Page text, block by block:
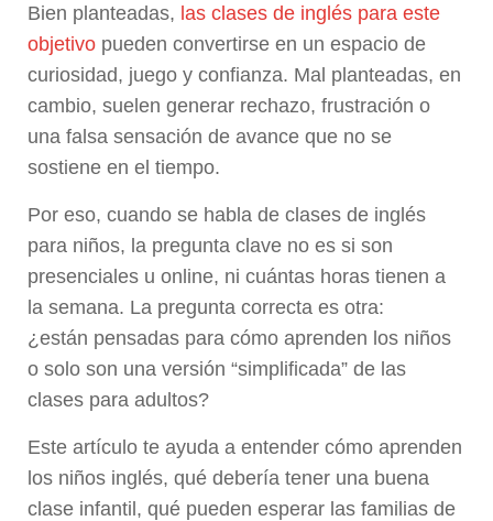
Bien planteadas, las clases de inglés para este
objetivo pueden convertirse en un espacio de
curiosidad, juego y confianza. Mal planteadas, en
cambio, suelen generar rechazo, frustración o
una falsa sensación de avance que no se
sostiene en el tiempo.
Por eso, cuando se habla de clases de inglés
para niños, la pregunta clave no es si son
presenciales u online, ni cuántas horas tienen a
la semana. La pregunta correcta es otra:
¿están pensadas para cómo aprenden los niños
o solo son una versión “simplificada” de las
clases para adultos?
Este artículo te ayuda a entender cómo aprenden
los niños inglés, qué debería tener una buena
clase infantil, qué pueden esperar las familias de